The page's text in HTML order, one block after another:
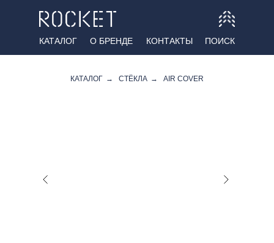
О БРЕНДЕ КОНТАКТЫ ПОИСК
КАТАЛОГ
КАТАЛОГ → СТЁКЛА → AIR COVER